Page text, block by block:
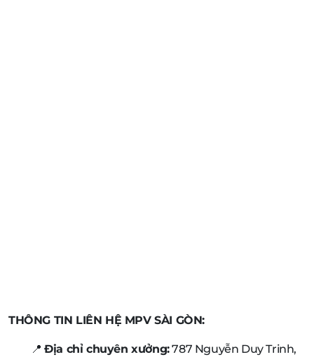
THÔNG TIN LIÊN HỆ MPV SÀI GÒN:
📍Địa chỉ chuyên xưởng:787 Nguyễn Duy Trinh,